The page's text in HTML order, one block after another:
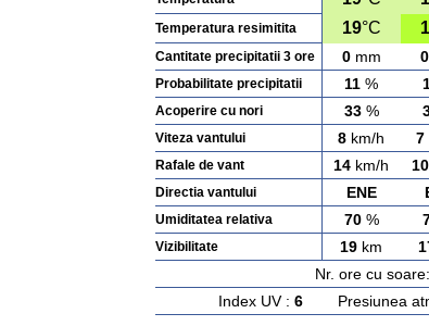
Temperatura resimitita 19°C
Cantitate precipitatii 3 ore 0mm 0
Probabilitate precipitatii 11 %
Acoperire cu nori 33%
Viteza vantului 8 km/h 7
Rafale de vant 14 km/h 10
Directia vantului ENE
Umiditatea relativa 70%
Vizibilitate 19 km
Nr. ore cu soare:
Index UV : 6 Presiunea